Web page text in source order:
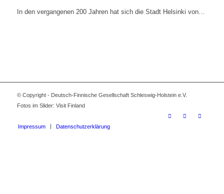
In den vergangenen 200 Jahren hat sich die Stadt Helsinki von…
© Copyright - Deutsch-Finnische Gesellschaft Schleswig-Holstein e.V.
Fotos im Slider: Visit Finland
Impressum Datenschutzerklärung